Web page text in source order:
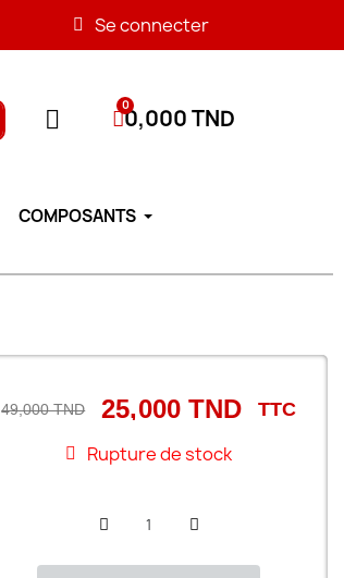
Se connecter
0,000 TND
COMPOSANTS
49,000 TND 25,000 TND TTC
Rupture de stock